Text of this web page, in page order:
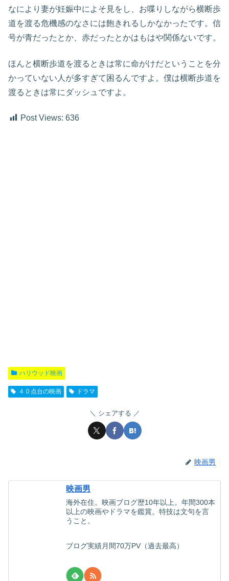
なにより妻が妊娠中によそ見をし、お喋りしながら横断歩
道を渡る危機感のなさには飽きれるしかなかったです。信
号が青だったとか、赤だったとかはもはや関係ないです。
ほんと横断歩道を渡るときは常に命がけだということを分
かっていない人が多すぎて困るんですよ。僕は横断歩道を
渡るときは常にダッシュですよ。
Post Views: 636
ハリウッド映画
４０点台の映画 ドラマ
シェアする
映画男
映画男
海外在住。映画ブログ歴10年以上。年間300本
以上の映画やドラマを鑑賞。特技は文句を言
うこと。
ブログ実績月間70万PV（過去最高）